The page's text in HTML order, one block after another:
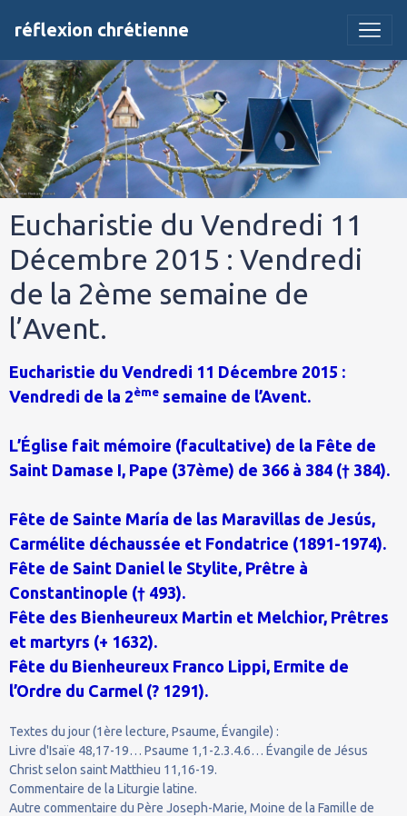
réflexion chrétienne
Eucharistie du Vendredi 11
Décembre 2015 : Vendredi
de la 2ème semaine de
l’Avent.
Eucharistie du Vendredi 11 Décembre 2015 :
Vendredi de la 2ème semaine de l’Avent.
L’Église fait mémoire (facultative) de la Fête de
Saint Damase I, Pape (37ème) de 366 à 384 († 384).
Fête de Sainte María de las Maravillas de Jesús,
Carmélite déchaussée et Fondatrice (1891-1974).
Fête de Saint Daniel le Stylite, Prêtre à
Constantinople († 493).
Fête des Bienheureux Martin et Melchior, Prêtres
et martyrs (+ 1632).
Fête du Bienheureux Franco Lippi, Ermite de
l’Ordre du Carmel (? 1291).
Textes du jour (1ère lecture, Psaume, Évangile) :
Livre d'Isaïe 48,17-19… Psaume 1,1-2.3.4.6… Évangile de Jésus
Christ selon saint Matthieu 11,16-19.
Commentaire de la Liturgie latine.
Autre commentaire du Père Joseph-Marie, Moine de la Famille de